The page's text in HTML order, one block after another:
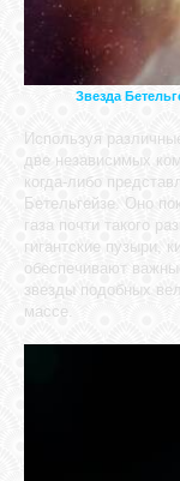
ВХОД
Звезда
Используя
две независимых
когда-либо
Бетельгейзе. Оно
газа почти такого
гигантские пузыри,
обеспечивают
звезды подобных
массе.